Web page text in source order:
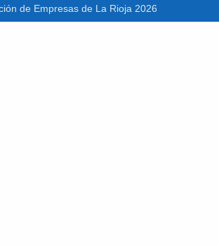
de Empresas de La Rioja 2026